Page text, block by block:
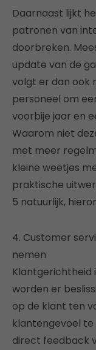
Daarnaast lijkt
patronen van
doorbreken.
update van de
volgt er dan ook
personeel om
voorbije jaar en
Waarom niet
met meer
kleine weetjes
praktische
5 natuurlijk,
4. Customer
nemen
Klantgerichtheid
worden er
op de klant ten
klantengevoel te
direct feedback